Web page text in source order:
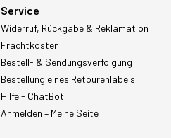
Service
Widerruf, Rückgabe & Reklamation
Frachtkosten
Bestell- & Sendungsverfolgung
Bestellung eines Retourenlabels
Hilfe - ChatBot
Anmelden – Meine Seite